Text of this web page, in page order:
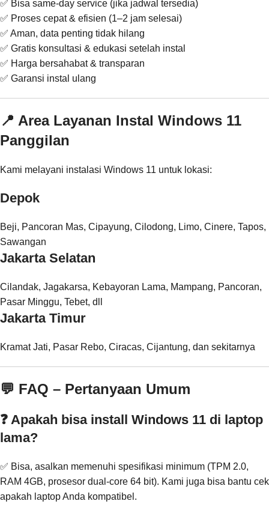
✅ Bisa same-day service (jika jadwal tersedia)
✅ Proses cepat & efisien (1–2 jam selesai)
✅ Aman, data penting tidak hilang
✅ Gratis konsultasi & edukasi setelah instal
✅ Harga bersahabat & transparan
✅ Garansi instal ulang
📍 Area Layanan Instal Windows 11
Panggilan
Kami melayani instalasi Windows 11 untuk lokasi:
Depok
Beji, Pancoran Mas, Cipayung, Cilodong, Limo, Cinere, Tapos,
Sawangan
Jakarta Selatan
Cilandak, Jagakarsa, Kebayoran Lama, Mampang, Pancoran,
Pasar Minggu, Tebet, dll
Jakarta Timur
Kramat Jati, Pasar Rebo, Ciracas, Cijantung, dan sekitarnya
💬 FAQ – Pertanyaan Umum
❓ Apakah bisa install Windows 11 di laptop
lama?
✅ Bisa, asalkan memenuhi spesifikasi minimum (TPM 2.0,
RAM 4GB, prosesor dual-core 64 bit). Kami juga bisa bantu cek
apakah laptop Anda kompatibel.